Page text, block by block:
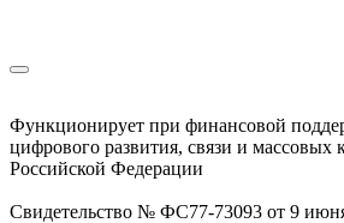
Функционирует при финансовой
цифрового развития, связи и массовых
Российской Федерации
Свидетельство № ФС77-73093 от 9